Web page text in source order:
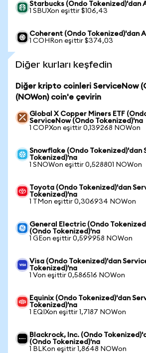
Starbucks (Ondo Tokenized)'dan
1 SBUXon eşittir $106,43
Coherent (Ondo Tokenized)'dan
1 COHRon eşittir $374,03
Diğer kurları keşfedin
Diğer kripto coinleri ServiceNow
(NOWon) coin'e çevirin
Global X Copper Miners ETF
ServiceNow (Ondo Tokenized)'na
1 COPXon eşittir 0,139268 NOWon
Snowflake (Ondo Tokenized)'dan
Tokenized)'na
1 SNOWon eşittir 0,528801 NOWon
Toyota (Ondo Tokenized)'dan
Tokenized)'na
1 TMon eşittir 0,306934 NOWon
General Electric (Ondo
(Ondo Tokenized)'na
1 GEon eşittir 0,599958 NOWon
Visa (Ondo Tokenized)'dan
Tokenized)'na
1 Von eşittir 0,586516 NOWon
Equinix (Ondo Tokenized)'dan
Tokenized)'na
1 EQIXon eşittir 1,7187 NOWon
Blackrock, Inc. (Ondo
(Ondo Tokenized)'na
1 BLKon eşittir 1,8648 NOWon